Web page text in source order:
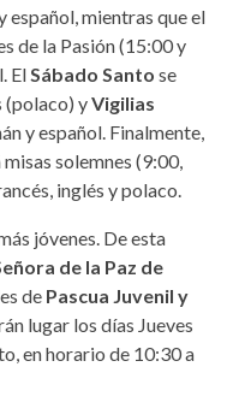
español, mientras que el
de la Pasión (15:00 y
ElSábado Santo se
(polaco) yVigilias
y español. Finalmente,
solemnes (9:00,
inglés y polaco.
jóvenes. De esta
de la Paz de
de Pascua Juvenil y
lugar los días Jueves
en horario de 10:30 a